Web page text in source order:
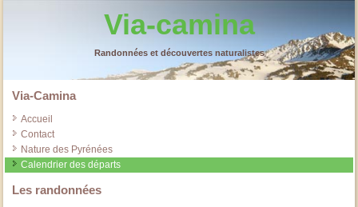
Via-camina
Randonnées et découvertes naturalistes
Via-Camina
Accueil
Contact
Nature des Pyrénées
Calendrier des départs
Les randonnées